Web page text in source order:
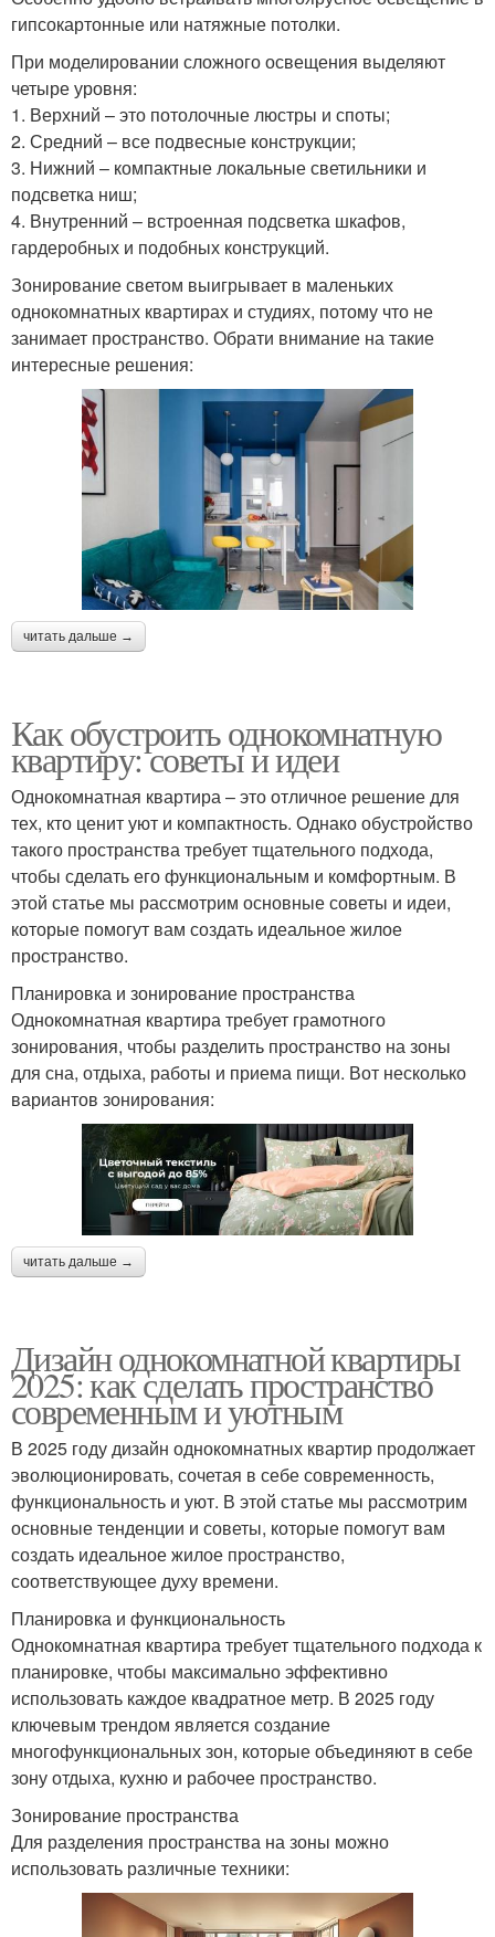
гипсокартонные или натяжные потолки.
При моделировании сложного освещения выделяют
четыре уровня:
1. Верхний – это потолочные люстры и споты;
2. Средний – все подвесные конструкции;
3. Нижний – компактные локальные светильники и
подсветка ниш;
4. Внутренний – встроенная подсветка шкафов,
гардеробных и подобных конструкций.
Зонирование светом выигрывает в маленьких
однокомнатных квартирах и студиях, потому что не
занимает пространство. Обрати внимание на такие
интересные решения:
читать дальше →
Как обустроить однокомнатную
квартиру: советы и идеи
Однокомнатная квартира – это отличное решение для
тех, кто ценит уют и компактность. Однако обустройство
такого пространства требует тщательного подхода,
чтобы сделать его функциональным и комфортным. В
этой статье мы рассмотрим основные советы и идеи,
которые помогут вам создать идеальное жилое
пространство.
Планировка и зонирование пространства
Однокомнатная квартира требует грамотного
зонирования, чтобы разделить пространство на зоны
для сна, отдыха, работы и приема пищи. Вот несколько
вариантов зонирования:
читать дальше →
Дизайн однокомнатной квартиры
2025: как сделать пространство
современным и уютным
В 2025 году дизайн однокомнатных квартир продолжает
эволюционировать, сочетая в себе современность,
функциональность и уют. В этой статье мы рассмотрим
основные тенденции и советы, которые помогут вам
создать идеальное жилое пространство,
соответствующее духу времени.
Планировка и функциональность
Однокомнатная квартира требует тщательного подхода к
планировке, чтобы максимально эффективно
использовать каждое квадратное метр. В 2025 году
ключевым трендом является создание
многофункциональных зон, которые объединяют в себе
зону отдыха, кухню и рабочее пространство.
Зонирование пространства
Для разделения пространства на зоны можно
использовать различные техники: